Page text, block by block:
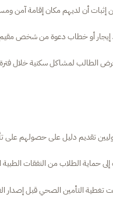
إثبات أن لديهم مكان إقامة آمن
أو خطاب دعوة من شخص مقيم
الطالب لمشاكل سكنية خلال فترة
تقديم دليل على حصولهم على
حماية الطلاب من النفقات
تغطية التأمين الصحي قبل إصدار